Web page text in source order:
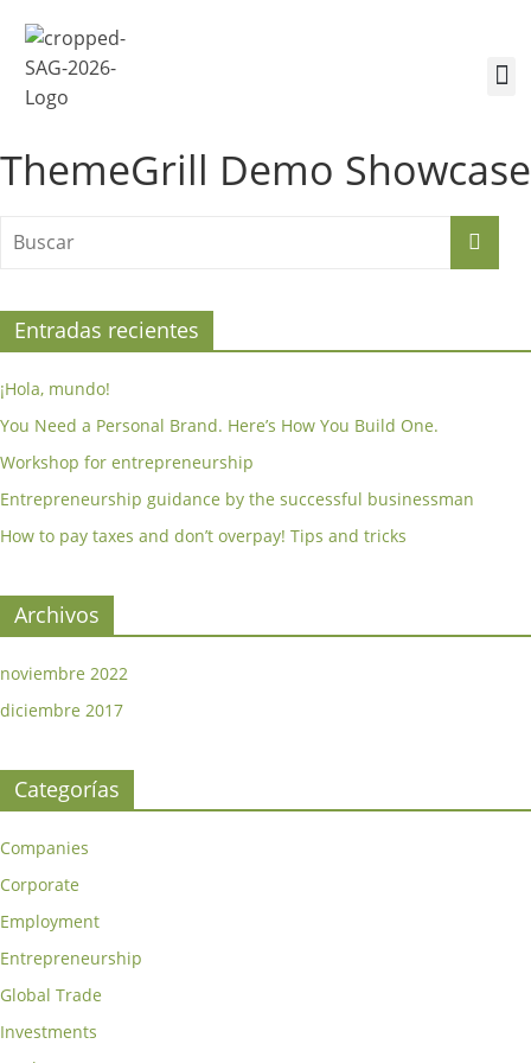
ThemeGrill Demo Showcase
Entradas recientes
¡Hola, mundo!
You Need a Personal Brand. Here’s How You Build One.
Workshop for entrepreneurship
Entrepreneurship guidance by the successful businessman
How to pay taxes and don’t overpay! Tips and tricks
Archivos
noviembre 2022
diciembre 2017
Categorías
Companies
Corporate
Employment
Entrepreneurship
Global Trade
Investments